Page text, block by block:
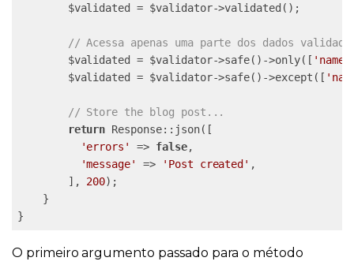
        $validated = $validator->validated();
// Acessa apenas uma parte dos dados
        $validated = $validator->safe()->only([
'name'
        $validated = $validator->safe()->except([
// Store the blog post...
return Response::json([
'errors'
=> false,
'message'
=> 'Post created' ,
        ],
200);
    }
}
O primeiro argumento passado para o método